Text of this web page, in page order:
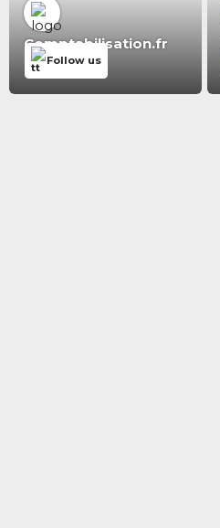
Comptabilisation.fr
Follow us